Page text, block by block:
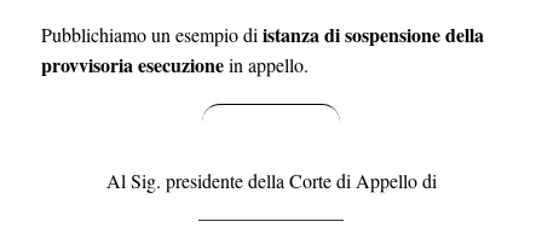
Pubblichiamo un esempio diistanza di sospensione della
provvisoria esecuzionein appello.
Al Sig. presidente della Corte di Appello di